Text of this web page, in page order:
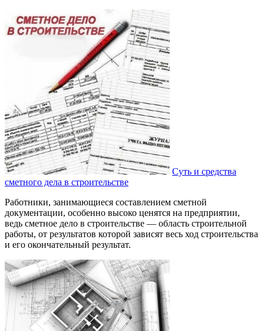
Суть и средства
сметного дела в строительстве
Работники, занимающиеся составлением сметной
документации, особенно высоко ценятся на предприятии,
ведь сметное дело в строительстве — область строительной
работы, от результатов которой зависят весь ход строительства
и его окончательный результат.